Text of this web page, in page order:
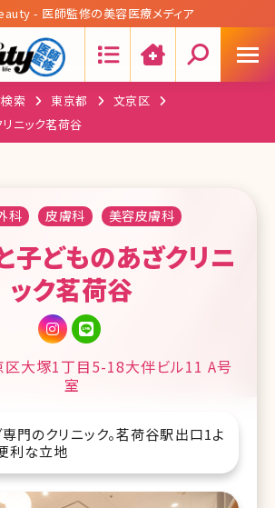
- 医師監修の美容医療メディア
索 東京都
文京区
ニック茗荷谷
科 皮膚科 美容皮膚科
子どものあざクリニ
ック茗荷谷
区大塚1丁目5-18大伴ビル11 A号
室
門のクリニック。茗荷谷駅出口1よ
利な立地